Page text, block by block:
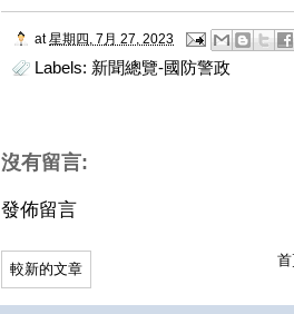
at 星期四, 7月 27, 2023
Labels: 新聞總覽-國防警政
沒有留言:
發佈留言
較新的文章